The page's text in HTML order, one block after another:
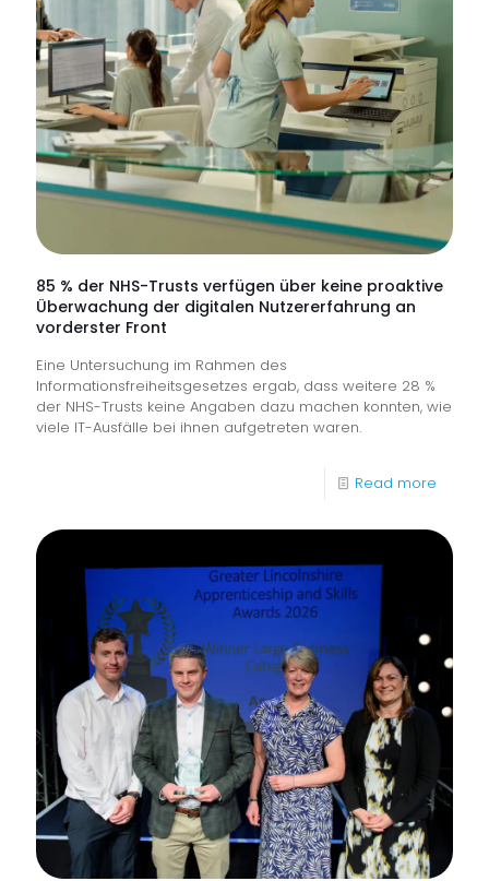
85 % der NHS-Trusts verfügen über keine proaktive
Überwachung der digitalen Nutzererfahrung an
vorderster Front
Eine Untersuchung im Rahmen des
Informationsfreiheitsgesetzes ergab, dass weitere 28 %
der NHS-Trusts keine Angaben dazu machen konnten, wie
viele IT-Ausfälle bei ihnen aufgetreten waren.
Read more
über